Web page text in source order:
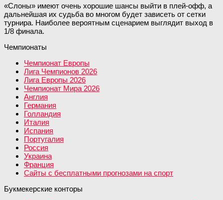
«Слоны» имеют очень хорошие шансы выйти в плей-офф, а
дальнейшая их судьба во многом будет зависеть от сетки
турнира. Наиболее вероятным сценарием выглядит выход в
1/8 финала.
Чемпионаты
Чемпионат Европы
Лига Чемпионов 2026
Лига Европы 2026
Чемпионат Мира 2026
Англия
Германия
Голландия
Италия
Испания
Португалия
Россия
Украина
Франция
Сайты с бесплатными прогнозами на спорт
Букмекерские конторы